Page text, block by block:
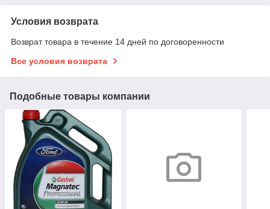
Условия возврата
Возврат товара в течение 14 дней по договоренности
Все условия возврата
Подобные товары компании